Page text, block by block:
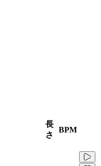
長
さ
BPM